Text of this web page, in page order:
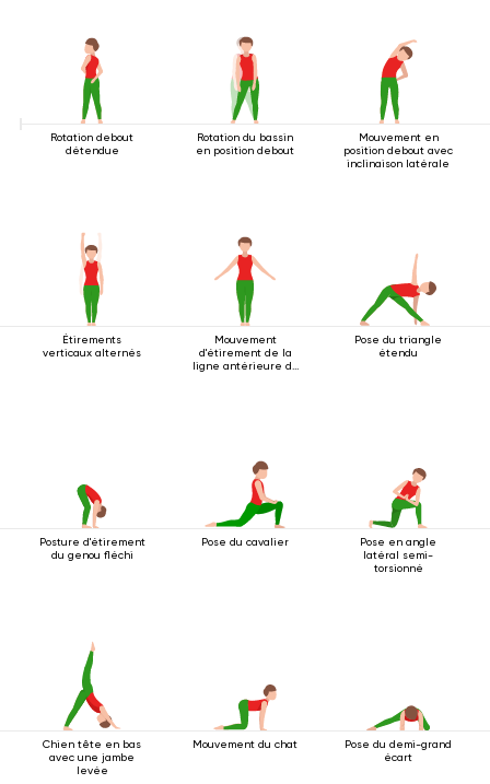
Rotation debout
détendue
Rotation du bassin
en position debout
Mouvement en
position debout avec
inclinaison latérale
Étirements
verticaux alternés
Mouvement
d'étirement de la
ligne antérieure du
Pose du triangle
étendu
Posture d'étirement
du genou fléchi
Pose du cavalier
Pose en angle
latéral semi-
torsionné
Chien tête en bas
avec une jambe
levée
Mouvement du chat
Pose du demi-grand
écart